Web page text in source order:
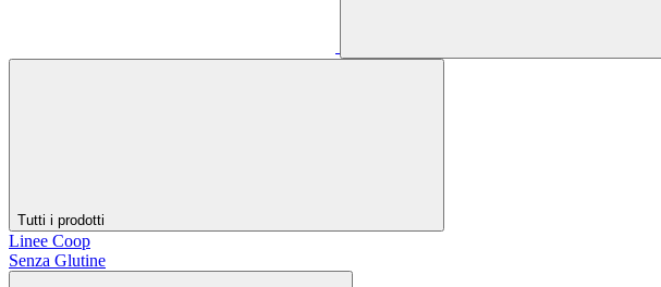
Tutti i prodotti
Linee Coop
Senza Glutine